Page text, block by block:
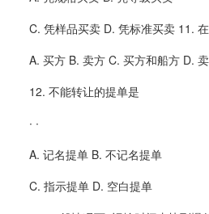
C. 凭样品买卖 D. 凭标准买卖 11. 在
A. 买方 B. 卖方 C. 买方和船方 D.
12. 不能转让的提单是
∙ ∙
A. 记名提单 B. 不记名提单
C. 指示提单 D. 空白提单